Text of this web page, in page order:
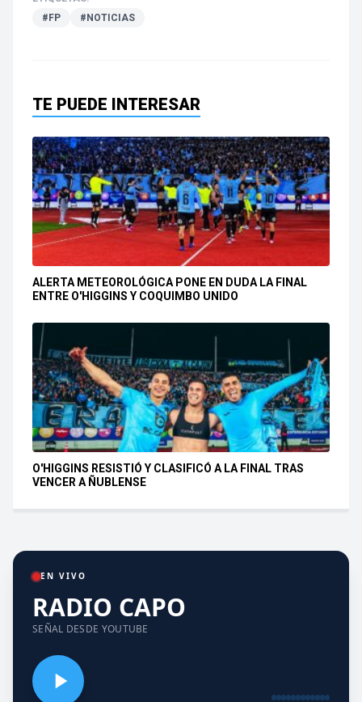
#FP
#NOTICIAS
TE PUEDE INTERESAR
ALERTA METEOROLÓGICA PONE EN DUDA LA FINAL
ENTRE O'HIGGINS Y COQUIMBO UNIDO
O'HIGGINS RESISTIÓ Y CLASIFICÓ A LA FINAL TRAS
VENCER A ÑUBLENSE
EN VIVO
RADIO CAPO
SEÑAL DESDE YOUTUBE